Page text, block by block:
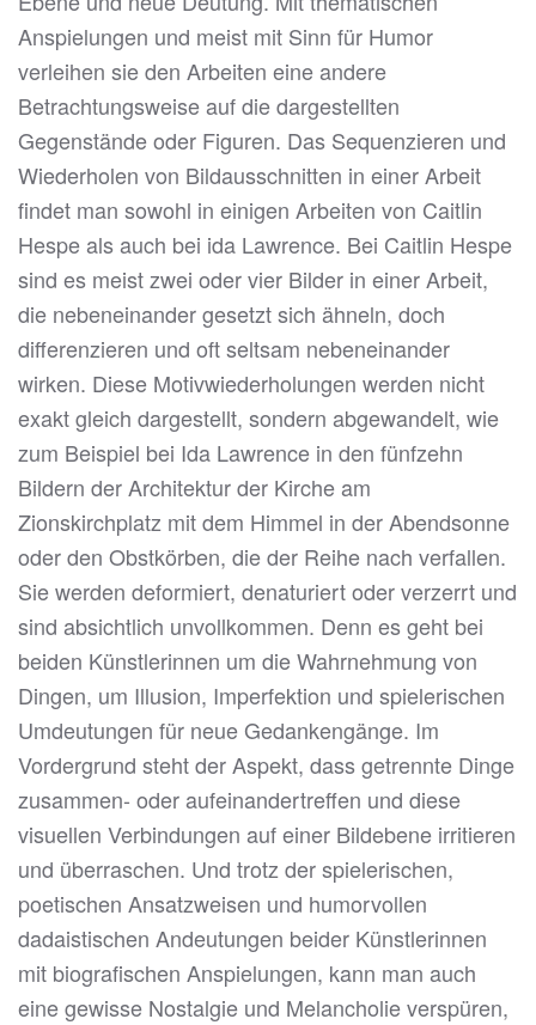
Anspielungen und meist mit Sinn für Humor
verleihen sie den Arbeiten eine andere
Betrachtungsweise auf die dargestellten
Gegenstände oder Figuren. Das Sequenzieren und
Wiederholen von Bildausschnitten in einer Arbeit
findet man sowohl in einigen Arbeiten von Caitlin
Hespe als auch bei ida Lawrence. Bei Caitlin Hespe
sind es meist zwei oder vier Bilder in einer Arbeit,
die nebeneinander gesetzt sich ähneln, doch
differenzieren und oft seltsam nebeneinander
wirken. Diese Motivwiederholungen werden nicht
exakt gleich dargestellt, sondern abgewandelt, wie
zum Beispiel bei Ida Lawrence in den fünfzehn
Bildern der Architektur der Kirche am
Zionskirchplatz mit dem Himmel in der Abendsonne
oder den Obstkörben, die der Reihe nach verfallen.
Sie werden deformiert, denaturiert oder verzerrt und
sind absichtlich unvollkommen. Denn es geht bei
beiden Künstlerinnen um die Wahrnehmung von
Dingen, um Illusion, Imperfektion und spielerischen
Umdeutungen für neue Gedankengänge. Im
Vordergrund steht der Aspekt, dass getrennte Dinge
zusammen- oder aufeinandertreffen und diese
visuellen Verbindungen auf einer Bildebene irritieren
und überraschen. Und trotz der spielerischen,
poetischen Ansatzweisen und humorvollen
dadaistischen Andeutungen beider Künstlerinnen
mit biografischen Anspielungen, kann man auch
eine gewisse Nostalgie und Melancholie verspüren,